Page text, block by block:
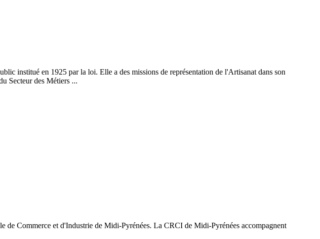
institué en 1925 par la loi. Elle a des missions de représentation de l'Artisanat dans son
Secteur des Métiers ...
de Commerce et d'Industrie de Midi-Pyrénées. La CRCI de Midi-Pyrénées accompagnent